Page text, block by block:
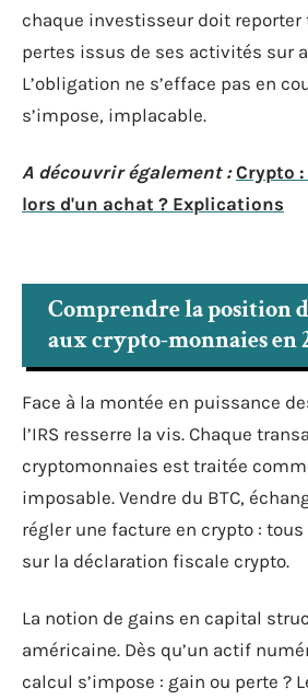
chaque investisseur doit reporter
pertes issus de ses activités sur
L’obligation ne s’efface pas en
s’impose, implacable.
A découvrir également : Crypto
lors d'un achat ? Explications
Comprendre la position
aux crypto-monnaies en
Face à la montée en puissance
l’IRS resserre la vis. Chaque
cryptomonnaies est traitée
imposable. Vendre du BTC,
régler une facture en crypto :
sur la déclaration fiscale crypto.
La notion de gains en capital
américaine. Dès qu’un actif
calcul s’impose : gain ou perte ?